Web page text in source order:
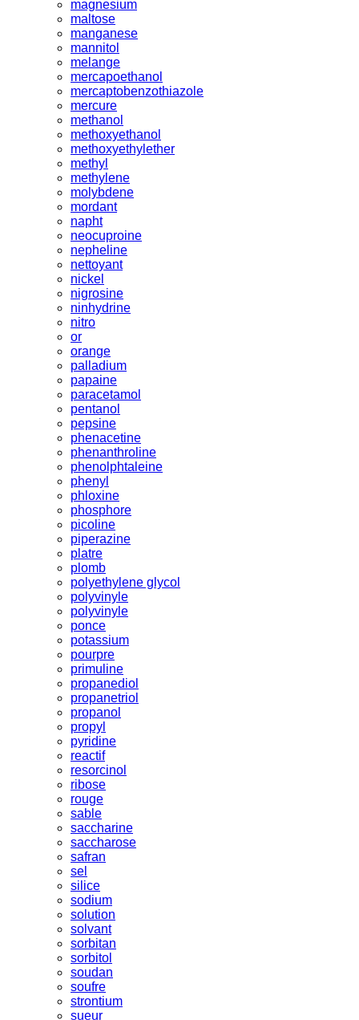
magnesium
maltose
manganese
mannitol
melange
mercapoethanol
mercaptobenzothiazole
mercure
methanol
methoxyethanol
methoxyethylether
methyl
methylene
molybdene
mordant
napht
neocuproine
nepheline
nettoyant
nickel
nigrosine
ninhydrine
nitro
or
orange
palladium
papaine
paracetamol
pentanol
pepsine
phenacetine
phenanthroline
phenolphtaleine
phenyl
phloxine
phosphore
picoline
piperazine
platre
plomb
polyethylene glycol
polyvinyle
polyvinyle
ponce
potassium
pourpre
primuline
propanediol
propanetriol
propanol
propyl
pyridine
reactif
resorcinol
ribose
rouge
sable
saccharine
saccharose
safran
sel
silice
sodium
solution
solvant
sorbitan
sorbitol
soudan
soufre
strontium
sueur